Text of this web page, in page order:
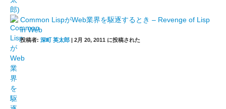
Common LispがWeb業界を駆逐するとき – Revenge of Lisp
in Web
投稿者: 深町 英太郎 | 2月 20, 2011 に投稿された